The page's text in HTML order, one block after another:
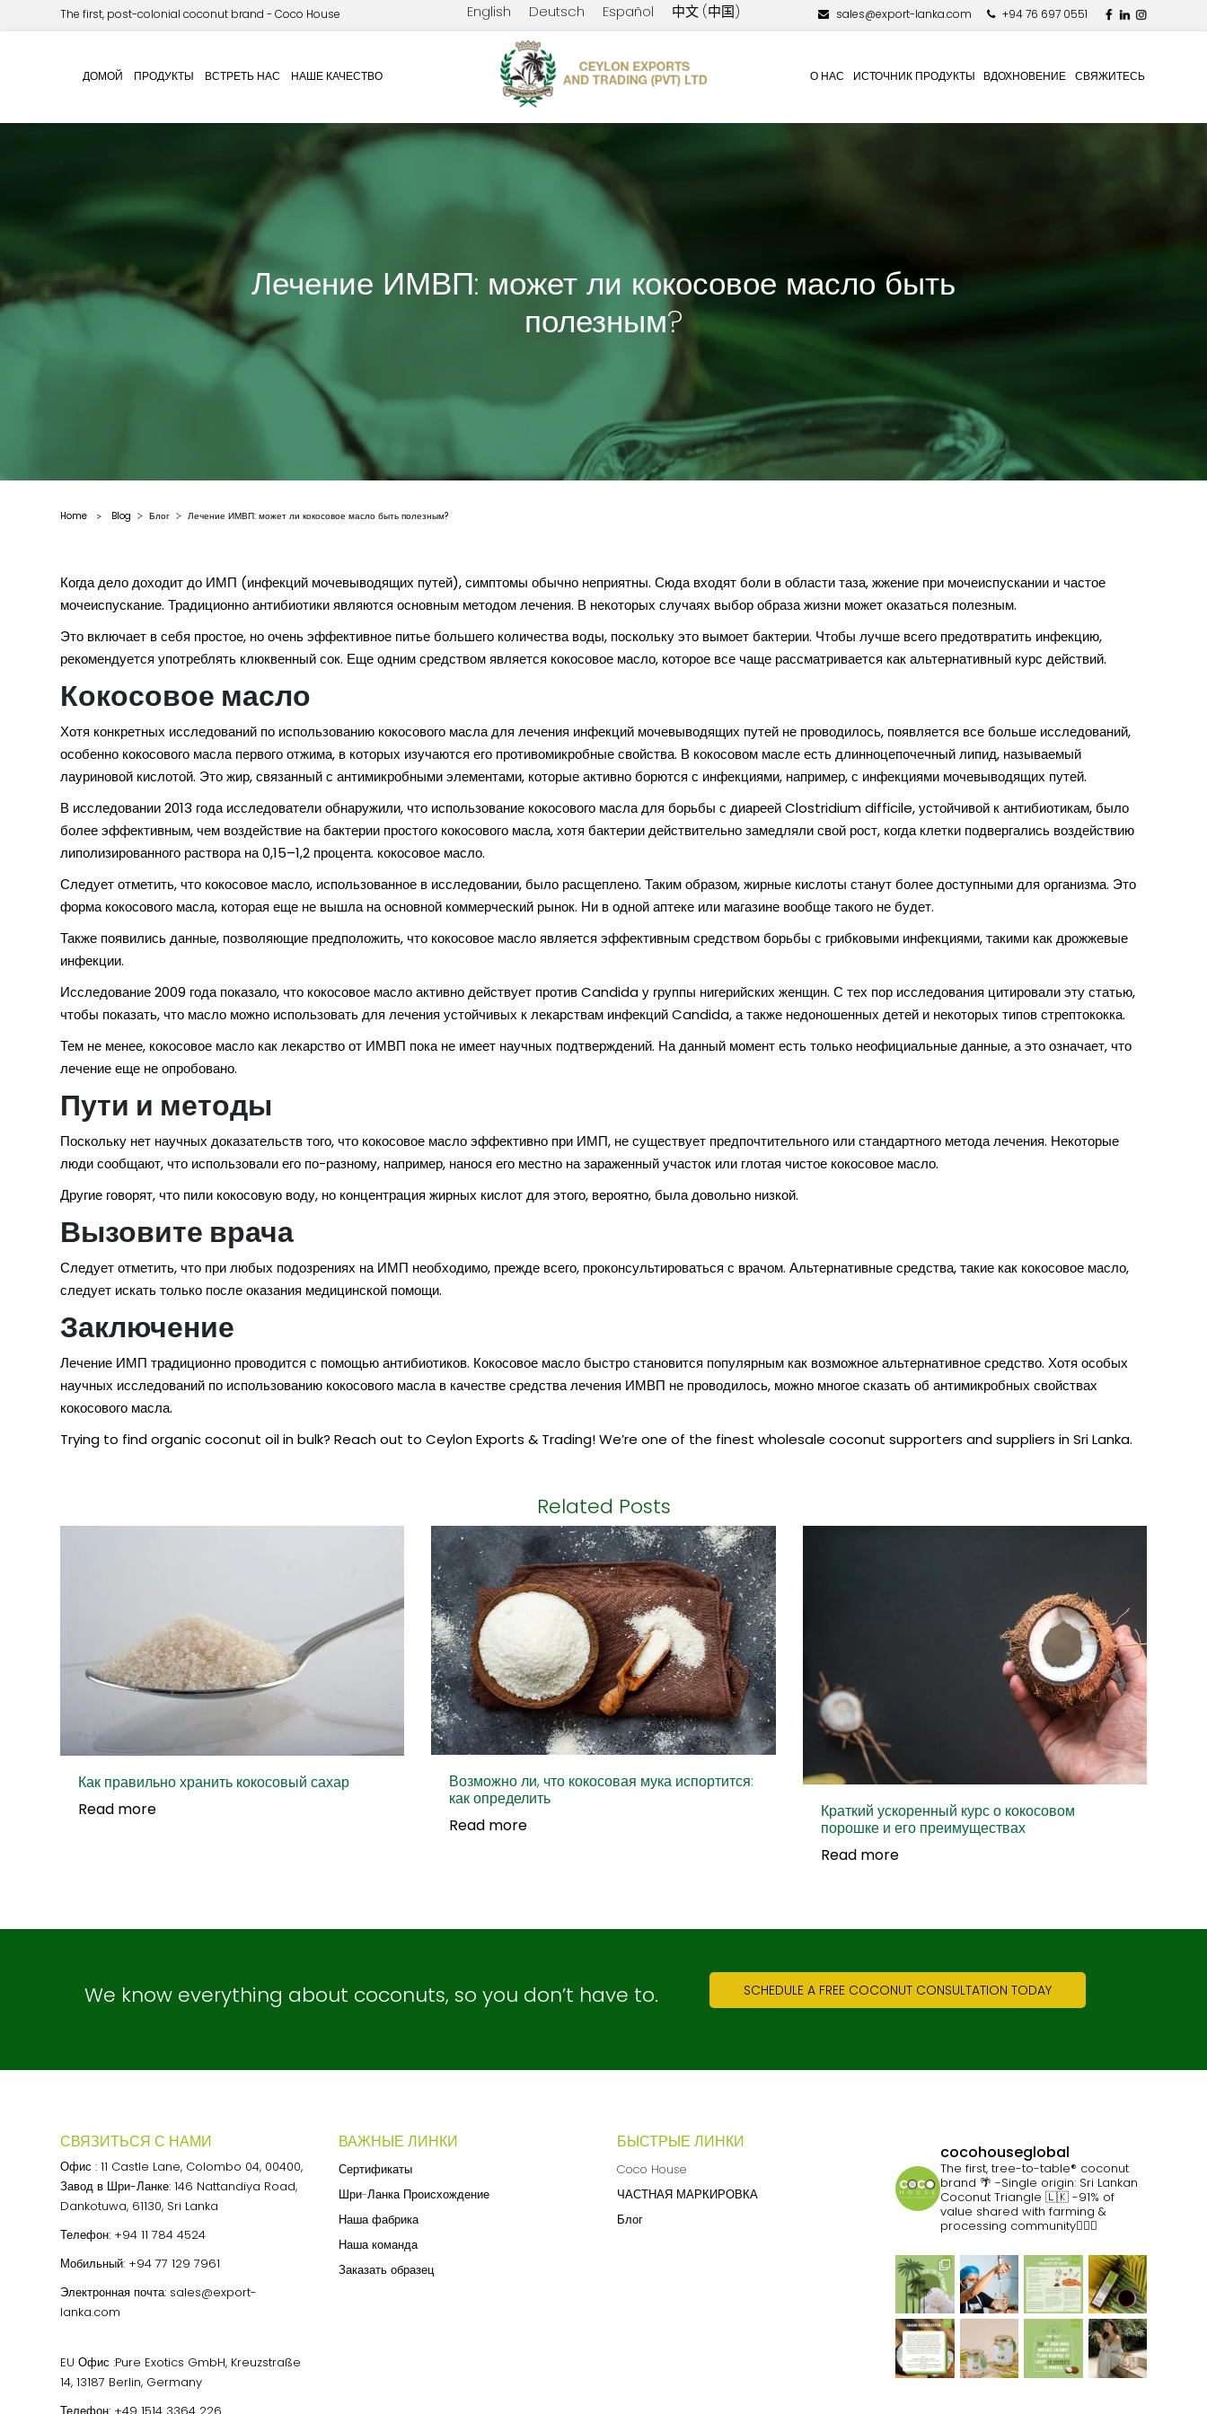
The first, post-colonial coconut brand - Coco House English Deutsch Español 中文 (中国) sales@export-lanka.com +94 76 697 0551
ДОМОЙ ПРОДУКТЫ ВСТРЕТЬ НАС НАШЕ КАЧЕСТВО О НАС ИСТОЧНИК ПРОДУКТЫ ВДОХНОВЕНИЕ СВЯЖИТЕСЬ
Лечение ИМВП: может ли кокосовое масло быть
полезным?
Home > Blog Блог Лечение ИМВП: может ли кокосовое масло быть полезным?
Когда дело доходит до ИМП (инфекций мочевыводящих путей), симптомы обычно неприятны. Сюда входят боли в области таза, жжение при мочеиспускании и частое
мочеиспускание. Традиционно антибиотики являются основным методом лечения. В некоторых случаях выбор образа жизни может оказаться полезным.
Это включает в себя простое, но очень эффективное питье большего количества воды, поскольку это вымоет бактерии. Чтобы лучше всего предотвратить инфекцию,
рекомендуется употреблять клюквенный сок. Еще одним средством является кокосовое масло, которое все чаще рассматривается как альтернативный курс действий.
Кокосовое масло
Хотя конкретных исследований по использованию кокосового масла для лечения инфекций мочевыводящих путей не проводилось, появляется все больше исследований,
особенно кокосового масла первого отжима, в которых изучаются его противомикробные свойства. В кокосовом масле есть длинноцепочечный липид, называемый
лауриновой кислотой. Это жир, связанный с антимикробными элементами, которые активно борются с инфекциями, например, с инфекциями мочевыводящих путей.
В исследовании 2013 года исследователи обнаружили, что использование кокосового масла для борьбы с диареей Clostridium difficile, устойчивой к антибиотикам, было
более эффективным, чем воздействие на бактерии простого кокосового масла, хотя бактерии действительно замедляли свой рост, когда клетки подвергались воздействию
липолизированного раствора на 0,15–1,2 процента. кокосовое масло.
Следует отметить, что кокосовое масло, использованное в исследовании, было расщеплено. Таким образом, жирные кислоты станут более доступными для организма. Это
форма кокосового масла, которая еще не вышла на основной коммерческий рынок. Ни в одной аптеке или магазине вообще такого не будет.
Также появились данные, позволяющие предположить, что кокосовое масло является эффективным средством борьбы с грибковыми инфекциями, такими как дрожжевые
инфекции.
Исследование 2009 года показало, что кокосовое масло активно действует против Candida у группы нигерийских женщин. С тех пор исследования цитировали эту статью,
чтобы показать, что масло можно использовать для лечения устойчивых к лекарствам инфекций Candida, а также недоношенных детей и некоторых типов стрептококка.
Тем не менее, кокосовое масло как лекарство от ИМВП пока не имеет научных подтверждений. На данный момент есть только неофициальные данные, а это означает, что
лечение еще не опробовано.
Пути и методы
Поскольку нет научных доказательств того, что кокосовое масло эффективно при ИМП, не существует предпочтительного или стандартного метода лечения. Некоторые
люди сообщают, что использовали его по-разному, например, нанося его местно на зараженный участок или глотая чистое кокосовое масло.
Другие говорят, что пили кокосовую воду, но концентрация жирных кислот для этого, вероятно, была довольно низкой.
Вызовите врача
Следует отметить, что при любых подозрениях на ИМП необходимо, прежде всего, проконсультироваться с врачом. Альтернативные средства, такие как кокосовое масло,
следует искать только после оказания медицинской помощи.
Заключение
Лечение ИМП традиционно проводится с помощью антибиотиков. Кокосовое масло быстро становится популярным как возможное альтернативное средство. Хотя особых
научных исследований по использованию кокосового масла в качестве средства лечения ИМВП не проводилось, можно многое сказать об антимикробных свойствах
кокосового масла.
Trying to findorganic coconut oilin bulk? Reach out to Ceylon Exports & Trading! We’re one of the finest wholesale coconut supporters and suppliers in Sri Lanka.
Related Posts
Как правильно хранить кокосовый сахар
Read more
Возможно ли, что кокосовая мука испортится:
как определить
Read more
Краткий ускоренный курс о кокосовом
порошке и его преимуществах
Read more
We know everything about coconuts, so you don’t have to. SCHEDULE A FREE COCONUT CONSULTATION TODAY
СВЯЗИТЬСЯ С НАМИ
Офис : 11 Castle Lane, Colombo 04, 00400,
Завод в Шри-Ланке: 146 Nattandiya Road,
Dankotuwa, 61130, Sri Lanka
Телефон: +94 11 784 4524
Мобильный: +94 77 129 7961
Электронная почта: sales@export-
lanka.com
EU Офис :Pure Exotics GmbH, Kreuzstraße
14, 13187 Berlin, Germany
ВАЖНЫЕ ЛИНКИ
Сертификаты
Шри-Ланка Происхождение
Наша фабрика
Наша команда
Заказать образец
БЫСТРЫЕ ЛИНКИ
Coco House
ЧАСТНАЯ МАРКИРОВКА
Блог
cocohouseglobal
The first, tree-to-table® coconut
brand 🌴 -Single origin: Sri Lankan
Coconut Triangle 🇱🇰 -91% of
value shared with farming &
processing community👷🏽‍♀️